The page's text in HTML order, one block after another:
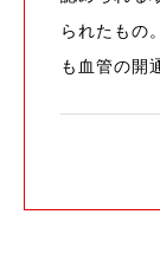
られたもの
も血管の開